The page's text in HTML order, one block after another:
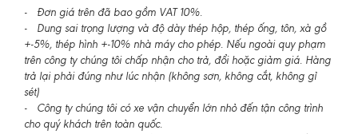
- Đơn giá trên đã bao gồm VAT 10%.
- Dung sai trọng lượng và độ dày thép hộp, thép ống, tôn, xà gồ
+-5%, thép hình +-10% nhà máy cho phép. Nếu ngoài quy phạm
trên công ty chúng tôi chấp nhận cho trả, đổi hoặc giảm giá. Hàng
trả lại phải đúng như lúc nhận (không sơn, không cắt, không gỉ
sét)
- Công ty chúng tôi có xe vận chuyển lớn nhỏ đến tận công trình
cho quý khách trên toàn quốc.